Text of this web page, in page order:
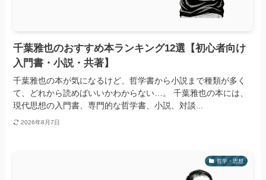
千葉雅也のおすすめ本ランキング12選【初心者向け
入門書・小説・共著】
千葉雅也の本が気になるけど、哲学書から小説まで種類が多く
て、どれから読めばいいかわからない…。 千葉雅也の本には、
現代思想の入門書、専門的な哲学書、小説、対談...
2026年8月7日
哲学・思想